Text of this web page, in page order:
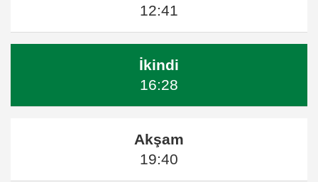
12:41
İkindi
16:28
Akşam
19:40